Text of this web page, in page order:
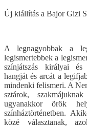
Új kiállítás a Bajor Gizi
A legnagyobbak a
legismertebbek a
színjátszás királyai
hangját és arcát a
mindenki felismeri. A
sztárok,
ugyanakkor örök
színháztörténetben.
közé választanak,